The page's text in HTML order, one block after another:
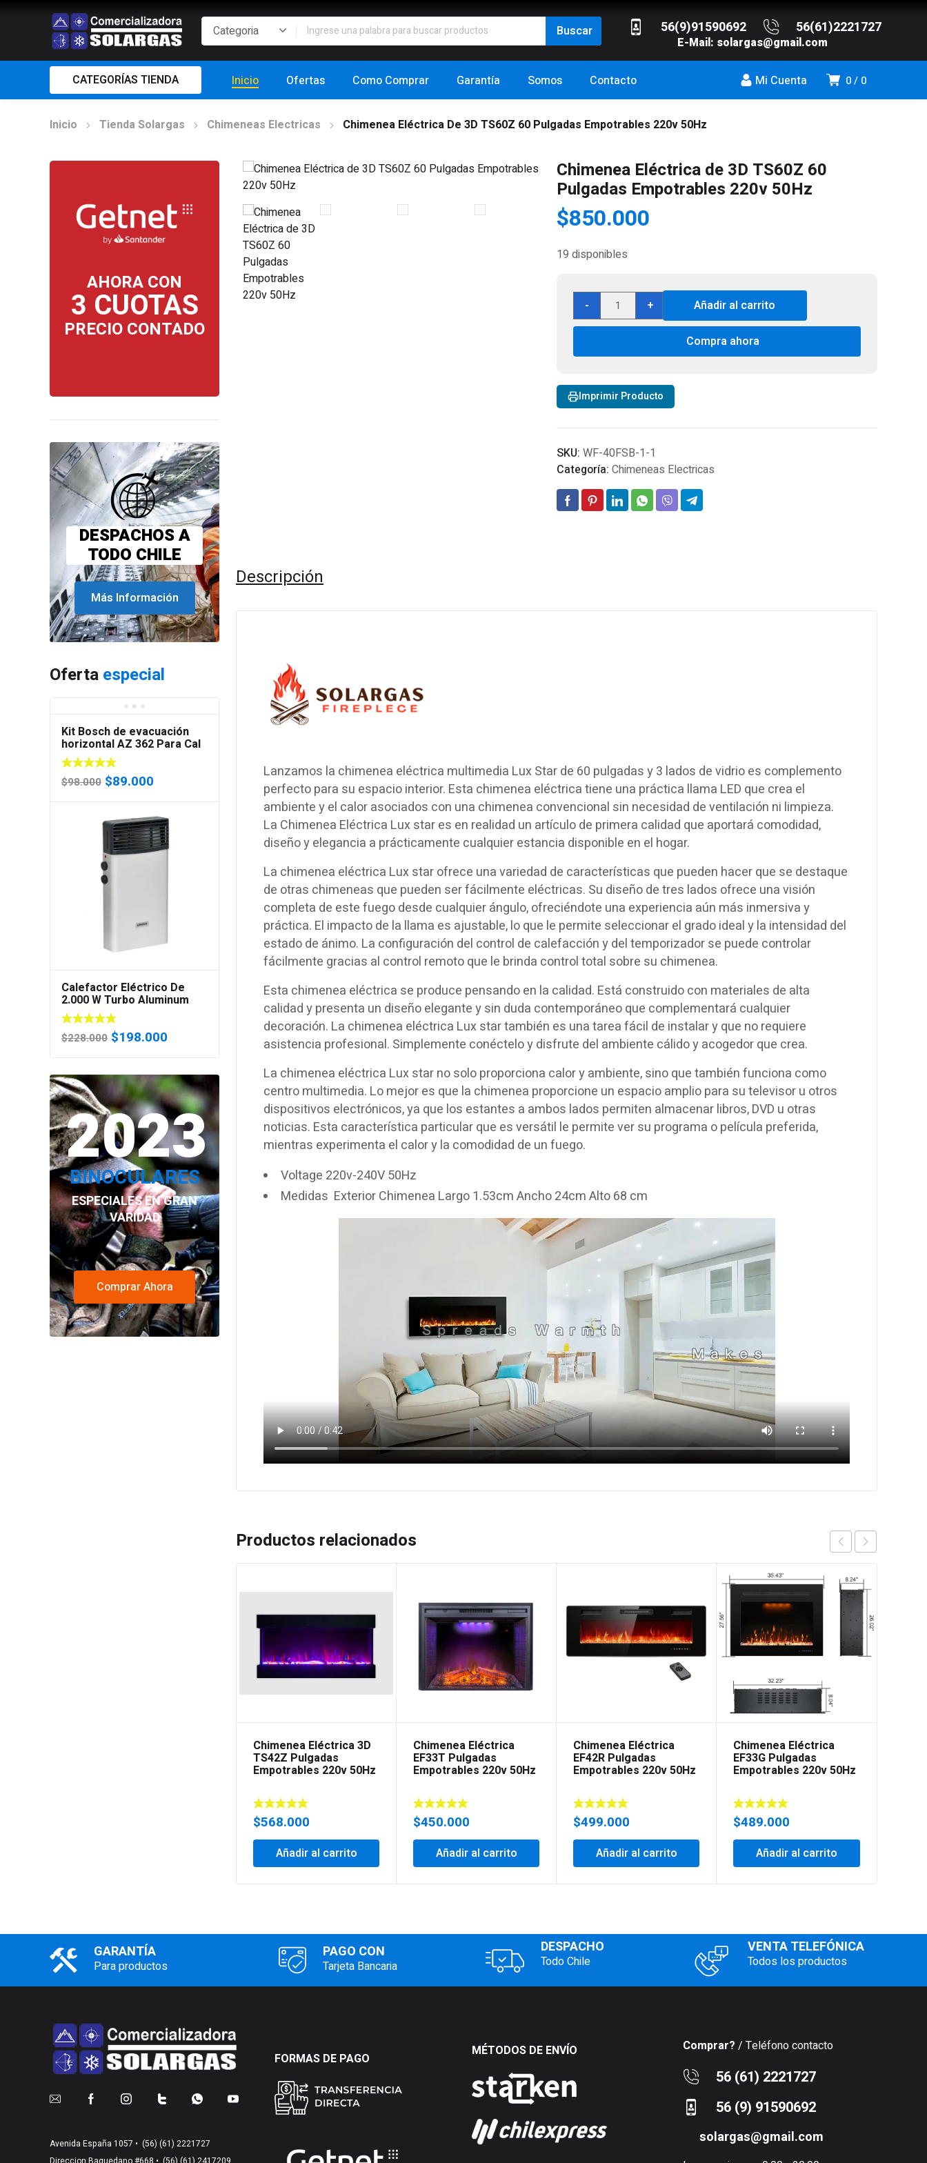
56(9)91590692 56(61)2221727
E-Mail: solargas@gmail.com
0 0
Mi Cuenta
CATEGORÍAS TIENDA Inicio Ofertas Como Comprar Garantía Somos Contacto
Inicio Tienda Solargas Chimeneas Electricas Chimenea Eléctrica De 3D TS60Z 60 Pulgadas Empotrables 220v 50Hz
AHORA CON
3 CUOTAS
PRECIO CONTADO
DESPACHOS A
TODO CHILE
Más Información
Oferta especial
Kit Bosch de evacuación
horizontal AZ 362 Para Cal
18C 24C 28C 35C
$98.000 El
original
era:
$98.000.
$89.000
actual
es:
$89.000.
Calefactor Eléctrico De
2.000 W Turbo Aluminum
EE2 (Certificado)
$228.000 El
original
era:
$228.000.
$198.000
actual
es:
$198.000.
2023
BINOCULARES
ESPECIALES EN GRAN
VARIDAD
Comprar Ahora
Chimenea Eléctrica de 3D TS60Z 60
Pulgadas Empotrables 220v 50Hz
$850.000
19 disponibles
-
Chimenea
Eléctrica
de
TS60Z
Pulgadas
Empotrables
cantidad
+ Añadir al carrito
Compra ahora
Imprimir Producto
SKU: WF-40FSB-1-1
Categoría: Chimeneas Electricas
Descripción
Lanzamos la chimenea eléctrica multimedia Lux Star de 60 pulgadas y 3 lados de vidrio es complemento
perfecto para su espacio interior. Esta chimenea eléctrica tiene una práctica llama LED que crea el
ambiente y el calor asociados con una chimenea convencional sin necesidad de ventilación ni limpieza.
La Chimenea Eléctrica Lux star es en realidad un artículo de primera calidad que aportará comodidad,
diseño y elegancia a prácticamente cualquier estancia disponible en el hogar.
La chimenea eléctrica Lux star ofrece una variedad de características que pueden hacer que se destaque
de otras chimeneas que pueden ser fácilmente eléctricas. Su diseño de tres lados ofrece una visión
completa de este fuego desde cualquier ángulo, ofreciéndote una experiencia aún más inmersiva y
práctica. El impacto de la llama es ajustable, lo que le permite seleccionar el grado ideal y la intensidad del
estado de ánimo. La configuración del control de calefacción y del temporizador se puede controlar
fácilmente gracias al control remoto que le brinda control total sobre su chimenea.
Esta chimenea eléctrica se produce pensando en la calidad. Está construido con materiales de alta
calidad y presenta un diseño elegante y sin duda contemporáneo que complementará cualquier
decoración. La chimenea eléctrica Lux star también es una tarea fácil de instalar y que no requiere
asistencia profesional. Simplemente conéctelo y disfrute del ambiente cálido y acogedor que crea.
La chimenea eléctrica Lux star no solo proporciona calor y ambiente, sino que también funciona como
centro multimedia. Lo mejor es que la chimenea proporcione un espacio amplio para su televisor u otros
dispositivos electrónicos, ya que los estantes a ambos lados permiten almacenar libros, DVD u otras
noticias. Esta característica particular que es versátil le permite ver su programa o película preferida,
mientras experimenta el calor y la comodidad de un fuego.
Voltage 220v-240V 50Hz
Medidas Exterior Chimenea Largo 1.53cm Ancho 24cm Alto 68 cm
Productos relacionados
Chimenea Eléctrica 3D
TS42Z Pulgadas
Empotrables 220v 50Hz
$568.000
Añadir al carrito
Chimenea Eléctrica
EF33T Pulgadas
Empotrables 220v 50Hz
$450.000
Añadir al carrito
Chimenea Eléctrica
EF42R Pulgadas
Empotrables 220v 50Hz
$499.000
Añadir al carrito
Chimenea Eléctrica
EF33G Pulgadas
Empotrables 220v 50Hz
$489.000
Añadir al carrito
GARANTÍA
Para productos
PAGO CON
Tarjeta Bancaria
DESPACHO
Todo Chile
VENTA TELEFÓNICA
Todos los productos
Avenida España 1057 • (56) (61) 2221727
FORMAS DE PAGO MÉTODOS DE ENVÍO Comprar? / Teléfono contacto
56 (61) 2221727
56 (9) 91590692
solargas@gmail.com